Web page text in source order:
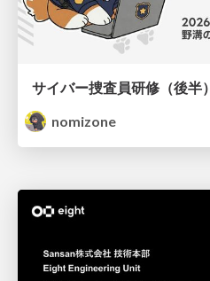
サイバー捜査員研修（後半）
nomizone